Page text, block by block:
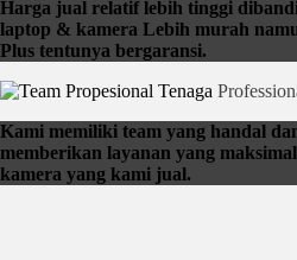
Harga jual relatif lebih tinggi
laptop & kamera Lebih murah
Plus tentunya bergaransi.
Tenaga
Kami memiliki team yang handal
memberikan layanan yang
kamera yang kami jual.